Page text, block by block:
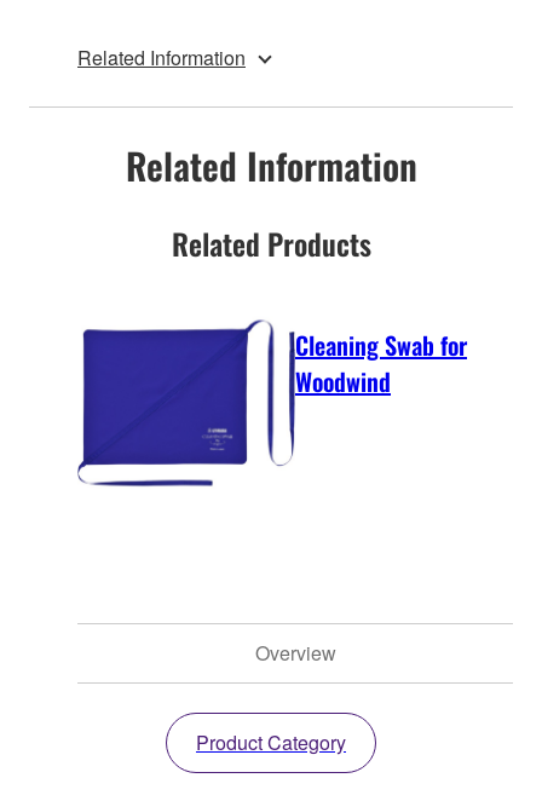
Related Information
Related Information
Related Products
Cleaning Swab for
Woodwind
Overview
Product Category